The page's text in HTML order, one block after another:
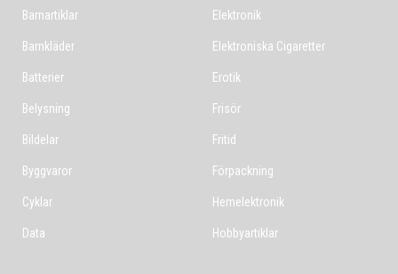
Barnartiklar
Barnkläder
Batterier
Belysning
Bildelar
Byggvaror
Cyklar
Data
Elektronik
Elektroniska Cigaretter
Erotik
Frisör
Fritid
Förpackning
Hemelektronik
Hobbyartiklar